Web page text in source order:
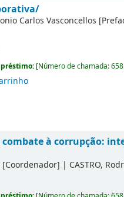
Carlos Vasconcellos
[Número de chamada:
combate à corrupção:
[Coordenador] | CASTRO,